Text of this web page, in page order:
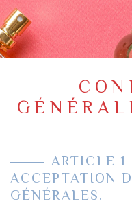
ARTICLE
ACCEPTATION
GÉNÉRALES.